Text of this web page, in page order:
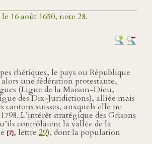
16 août 1650, note 28.
rhétiques, le pays ou République
une fédération protestante,
(Ligue de la Maison-Dieu,
des Dix-Juridictions), alliée mais
cantons suisses, auxquels elle ne
L’intérêt stratégique des Grisons
contrôlaient la vallée de la
[7], lettre 29), dont la population